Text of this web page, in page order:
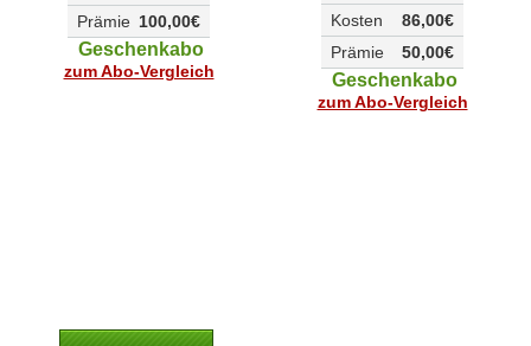
100,00€
Prämie
Geschenkabo
zum Abo-Vergleich
86,00€
Kosten
50,00€
Prämie
Geschenkabo
zum Abo-Vergleich